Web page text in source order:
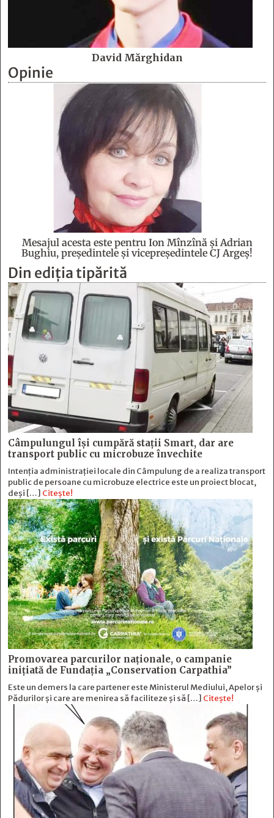
David Mărghidan
Opinie
Mesajul acesta este pentru Ion Mînzînă şi Adrian
Bughiu, preşedintele şi vicepreşedintele CJ Argeş!
Din ediția tipărită
Câmpulungul îşi cumpără staţii Smart, dar are
transport public cu microbuze învechite
Intenția administrației locale din Câmpulung de a realiza transport
public de persoane cu microbuze electrice este un proiect blocat,
deși […] Citește!
Promovarea parcurilor naționale, o campanie
inițiată de Fundația „Conservation Carpathia”
Este un demers la care partener este Ministerul Mediului, Apelor și
Pădurilor și care are menirea să faciliteze și să […] Citește!